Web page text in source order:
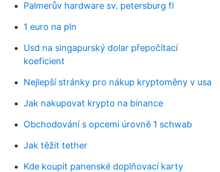
Palmerův hardware sv. petersburg fl
1 euro na pln
Usd na singapurský dolar přepočítací
koeficient
Nejlepší stránky pro nákup kryptoměny v usa
Jak nakupovat krypto na binance
Obchodování s opcemi úrovně 1 schwab
Jak těžit tether
Kde koupit panenské doplňovací karty